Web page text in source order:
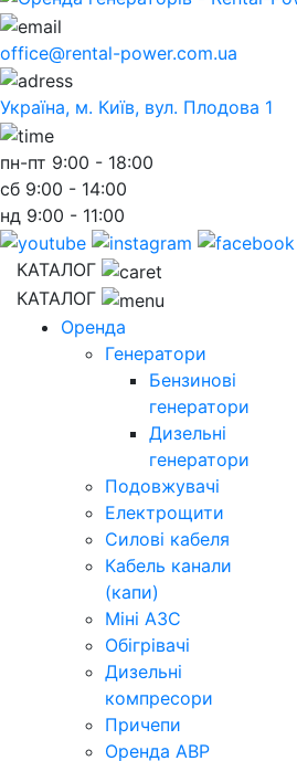
office@rental-power.com.ua
Україна, м. Київ, вул. Плодова 1
пн-пт 9:00 - 18:00
сб 9:00 - 14:00
нд 9:00 - 11:00
КАТАЛОГ
КАТАЛОГ
Оренда
Генератори
Бензинові
генератори
Дизельні
генератори
Подовжувачі
Електрощити
Силові кабеля
Кабель канали
(капи)
Міні АЗС
Обігрівачі
Дизельні
компресори
Причепи
Оренда АВР